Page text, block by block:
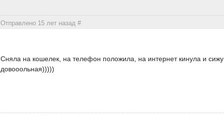
Отправлено 15 лет назад#
Сняла на кошелек, на телефон положила, на интернет кинула и сижу
довооольная)))))